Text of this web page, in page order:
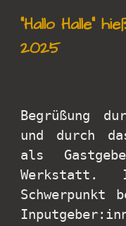
"Hallo Halle"
2025
Begrüßung
und durch
als
Schwerpunkt